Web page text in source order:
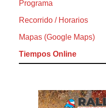
Programa
Recorrido / Horarios
Mapas (Google Maps)
Tiempos Online